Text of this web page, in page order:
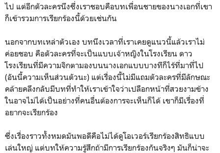
ไป แต่อีกตัวละครนึงซึ่งเราชอบคือบทเพื่อนชายของนางเอกที่เขา
ก็เข้ารวมการเรียกร้องนี้ด้วยเช่นกัน
นอกจากบทเหล่าตัวเอง บทนึงเวลาที่เราเคยดูแนวนี้แล้วเราไม่
ค่อยชอบ คือตัวละครที่จะเป็นแบบเจ้าหญิงในโรงเรียน ดาว
โรงเรียนที่มีความจิกตามองบนนางเอกแบบบางทีก็ไร้ที่มาที่ไป
(อันนี้ความเห็นส่วนตัวนะ) แต่เรื่องนี้ไม่มีแถมตัวละครที่มีลักษณะ
คล้ายคลึงกลับมีบทที่ทำให้เราเข้าใจว่าเปลือกหน้าที่สวยงามข้าง
ในอาจไม่ได้เป็นอย่างที่คนอื่นต้องการจะเห็นก็ได้ เขาก็มีเรื่องที่
อยากจะเรียกร้อง
ซึ่งเรื่องราวทั้งหมดมันพอดีคือไม่ได้ดูโอเวอร์เรียกร้องสิทธิแบบ
เล่นใหญ่ แต่บทให้ความรู้สึกถ้ามีการเรียกร้องกันจริงๆ มันก็น่าจะ